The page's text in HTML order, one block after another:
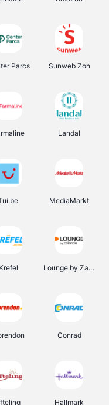
Parcs Sunweb Zon
Landal
MediaMarkt
Krefel Lounge by Zalando
Conrad
Hallmark